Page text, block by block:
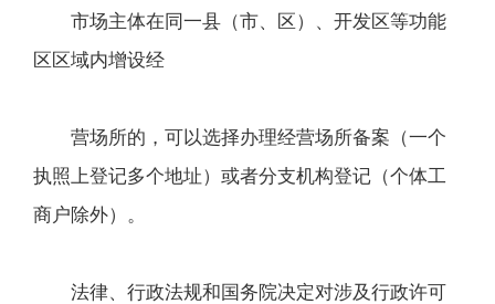
市场主体在同一县（市、区）、开发区等功能
区区域内增设经
营场所的，可以选择办理经营场所备案（一个
执照上登记多个地址）或者分支机构登记（个体工
商户除外）。
法律、行政法规和国务院决定对涉及行政许可